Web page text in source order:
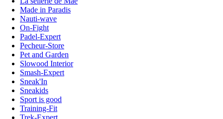
Made in Paradis
Nauti-wave
On-Fight
Padel-Expert
Pecheur-Store
Pet and Garden
Slowood Interior
Smash-Expert
Sneak'In
Sneakids
Sport is good
Training-Fit
Trek-Expert